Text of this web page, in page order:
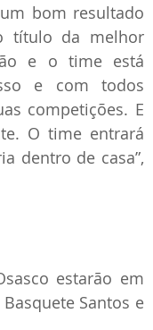
bom resultado
título da melhor
e o time está
e com todos
competições. E
O time entrará
dentro de casa”,
estarão em
Santos e